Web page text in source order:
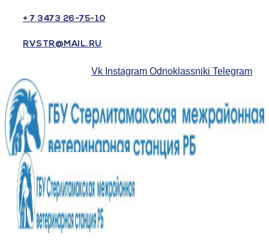
+ 7 3473 26-75-10
RVSTR@MAIL.RU
Vk Instagram Odnoklassniki Telegram